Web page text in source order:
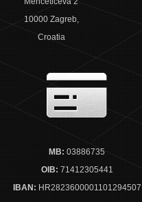
10000 Zagreb,
Croatia
MB: 03886735
OIB: 71412305441
IBAN: HR2823600001101294507